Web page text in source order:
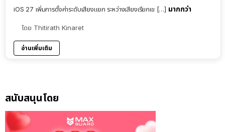
iOS 27 เพิ่มการตั้งค่าระดับเสียงแยก ระหว่างเสียงเรียกเข […] มากกว่า
โดย Thitirath Kinaret
อ่านเพิ่มเติม
สนับสนุนโดย